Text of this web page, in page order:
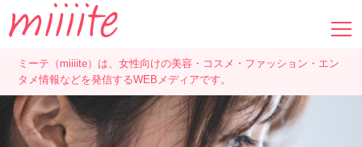
ミーテ（miiiite）は、女性向けの美容・コスメ・ファッション・エン
タメ情報などを発信するWEBメディアです。